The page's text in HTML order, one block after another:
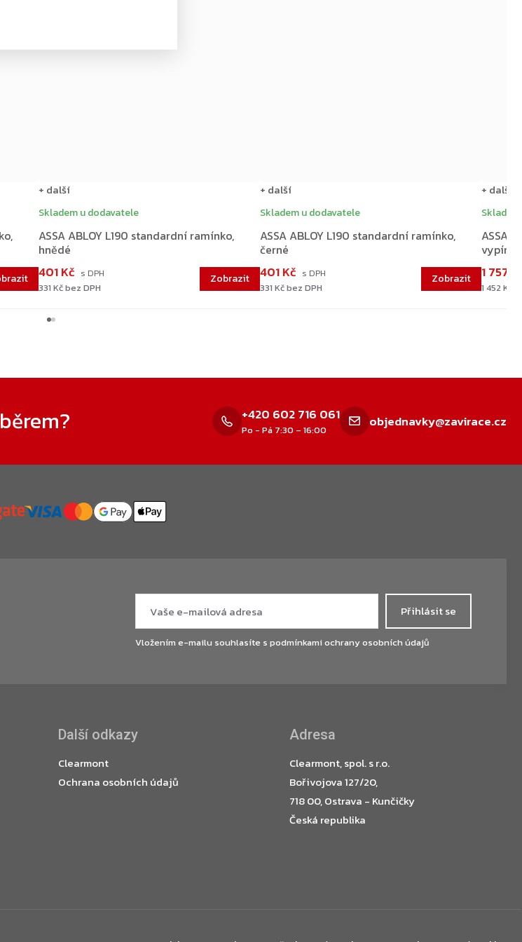
ASSA ABLOY L190 standardní ramínko,
hnědé
Skladem u dodavatele
331 Kč bez DPH
401 Kč
+ další
ASSA ABLOY L190 standardní ramínko,
černé
Skladem u dodavatele
331 Kč bez DPH
401 Kč
+ další
ASSA
1 452 Kč
1 757
+ další
+420 602 716 061
Po - Pá 7:30 – 16:00 objednavky@zavirace.cz
Přihlásit se
Vložením e-mailu souhlasíte s podmínkami ochrany osobních údajů
Další odkazy
Clearmont
Ochrana osobních údajů
Adresa
Clearmont, spol. s r.o.
Bořivojova 127/20,
718 00, Ostrava - Kunčičky
Česká republika